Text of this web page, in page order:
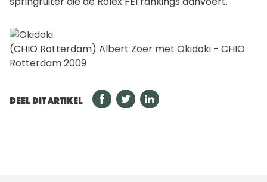
(CHIO Rotterdam) Albert Zoer met Okidoki - CHIO
Rotterdam 2009
DEEL DIT ARTIKEL